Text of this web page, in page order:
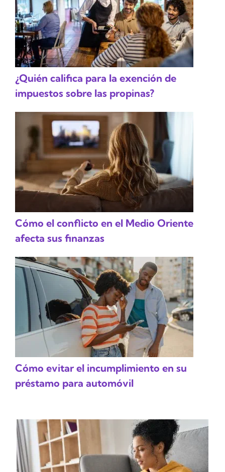
¿Quién califica para la exención de
impuestos sobre las propinas?
Cómo el conflicto en el Medio Oriente
afecta sus finanzas
Cómo evitar el incumplimiento en su
préstamo para automóvil